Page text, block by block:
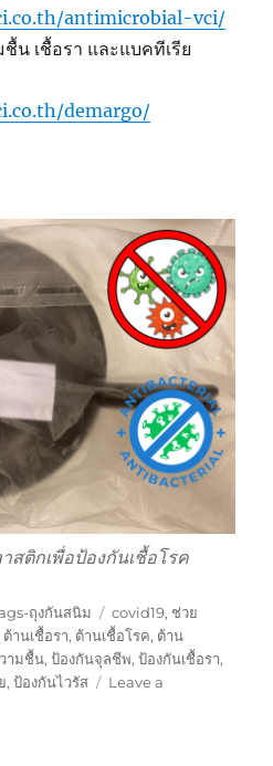
antimicrobial-vci/
น เชื้อรา และแบคทีเรีย
demargo/
สติกเพื่อป้องกันเชื้อโรค
ถุงกันสนิม Tags
covid19, ช่วย
ต้านเชื้อรา, ต้านเชื้อโรค, ต้าน
ามชื้น,ป้องกันจุลชีพ,ป้องกันเชื้อรา,
,ป้องกันไวรัส
Leave a